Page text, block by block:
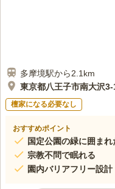
多摩境駅から2.1km
東京都八王子市南大沢
檀家になる必要なし
おすすめポイント
国定公園の緑に囲ま
宗教不問で眠れる
園内バリアフリー設計